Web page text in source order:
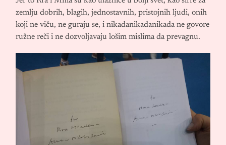
zemlju dobrih, blagih, jednostavnih, pristojnih ljudi, onih
koji ne viču, ne guraju se, i nikadanikadanikada ne govore
ružne reči i ne dozvoljavaju lošim mislima da prevagnu.